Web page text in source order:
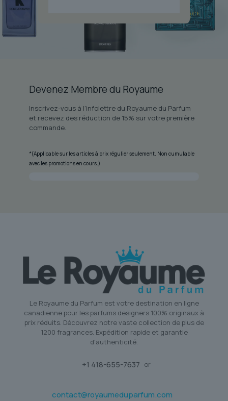
Devenez Membre du Royaume
Inscrivez-vous à l'infolettre du Royaume du Parfum
et recevez des réduction de 15% sur votre première
commande.
*(Applicable sur les articles à prix régulier seulement. Non cumulable
avec les promotions en cours.)
Le Royaume du Parfum est votre destination en ligne
canadienne pour les parfums designers 100% originaux à
prix réduits. Découvrez notre vaste collection de plus de
1200 fragrances. Expédition rapide et garantie
d'authenticité.
+1 418-655-7637 or
contact@royaumeduparfum.com